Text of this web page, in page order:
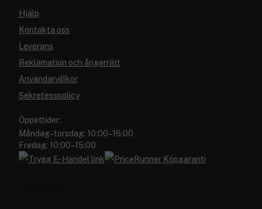
Hjälp
Kontakta oss
Leverans
Reklamation och ångerrätt
Användarvillkor
Sekretesspolicy
Öppettider:
Måndag–torsdag: 10:00–16:00
Fredag: 10:00–15:00